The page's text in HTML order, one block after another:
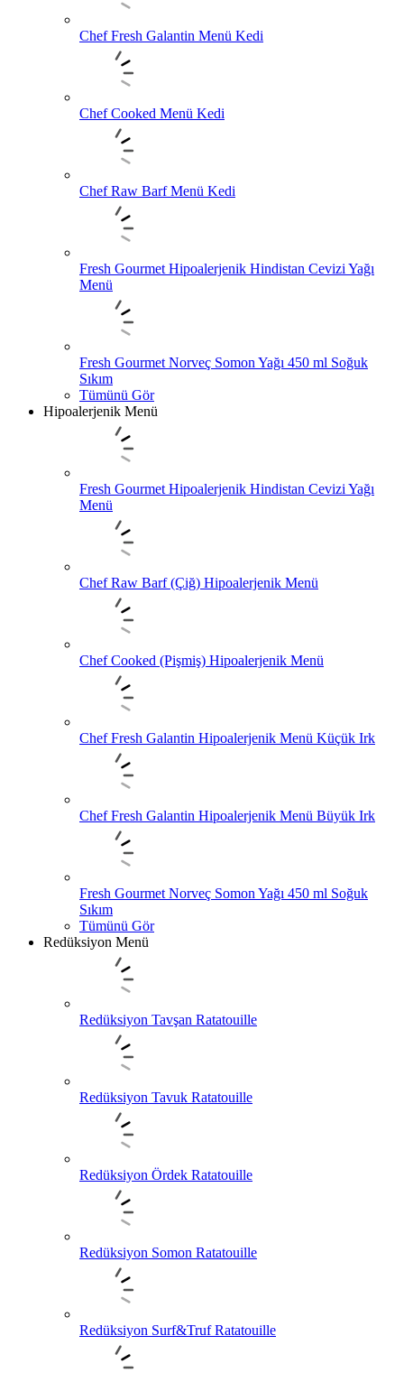
Chef Fresh Galantin Menü Kedi
Chef Cooked Menü Kedi
Chef Raw Barf Menü Kedi
Fresh Gourmet Hipoalerjenik Hindistan Cevizi Yağı
Menü
Fresh Gourmet Norveç Somon Yağı 450 ml Soğuk
Sıkım
Tümünü Gör
Hipoalerjenik Menü
Fresh Gourmet Hipoalerjenik Hindistan Cevizi Yağı
Menü
Chef Raw Barf (Çiğ) Hipoalerjenik Menü
Chef Cooked (Pişmiş) Hipoalerjenik Menü
Chef Fresh Galantin Hipoalerjenik Menü Küçük Irk
Chef Fresh Galantin Hipoalerjenik Menü Büyük Irk
Fresh Gourmet Norveç Somon Yağı 450 ml Soğuk
Sıkım
Tümünü Gör
Redüksiyon Menü
Redüksiyon Tavşan Ratatouille
Redüksiyon Tavuk Ratatouille
Redüksiyon Ördek Ratatouille
Redüksiyon Somon Ratatouille
Redüksiyon Surf&Truf Ratatouille